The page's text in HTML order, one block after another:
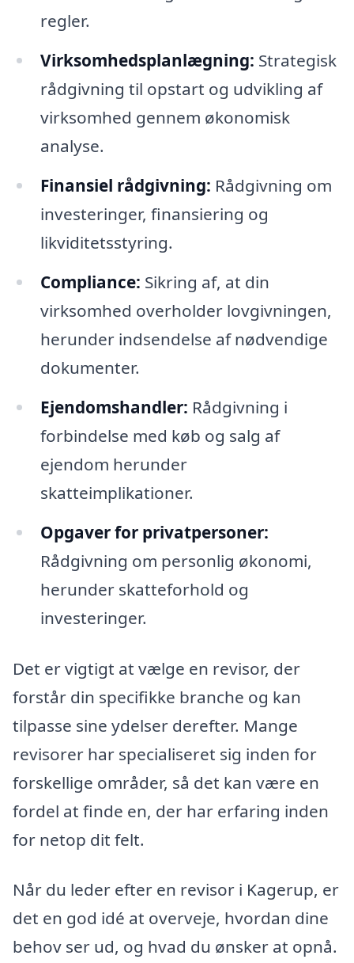
regler.
Virksomhedsplanlægning: Strategisk
rådgivning til opstart og udvikling af
virksomhed gennem økonomisk
analyse.
Finansiel rådgivning: Rådgivning om
investeringer, finansiering og
likviditetsstyring.
Compliance: Sikring af, at din
virksomhed overholder lovgivningen,
herunder indsendelse af nødvendige
dokumenter.
Ejendomshandler: Rådgivning i
forbindelse med køb og salg af
ejendom herunder
skatteimplikationer.
Opgaver for privatpersoner:
Rådgivning om personlig økonomi,
herunder skatteforhold og
investeringer.
Det er vigtigt at vælge en revisor, der
forstår din specifikke branche og kan
tilpasse sine ydelser derefter. Mange
revisorer har specialiseret sig inden for
forskellige områder, så det kan være en
fordel at finde en, der har erfaring inden
for netop dit felt.
Når du leder efter en revisor i Kagerup, er
det en god idé at overveje, hvordan dine
behov ser ud, og hvad du ønsker at opnå.